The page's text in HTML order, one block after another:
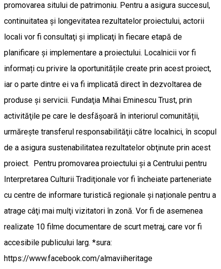
promovarea sitului de patrimoniu. Pentru a asigura succesul,
continuitatea și longevitatea rezultatelor proiectului, actorii
locali vor fi consultaţi şi implicaţi în fiecare etapă de
planificare și implementare a proiectului. Localnicii vor fi
informați cu privire la oportunitățile create prin acest proiect,
iar o parte dintre ei va fi implicată direct în dezvoltarea de
produse și servicii. Fundaţia Mihai Eminescu Trust, prin
activităţile pe care le desfășoară în interiorul comunității,
urmăreşte transferul responsabilităţii către localnici, în scopul
de a asigura sustenabilitatea rezultatelor obţinute prin acest
proiect. Pentru promovarea proiectului şi a Centrului pentru
Interpretarea Culturii Tradiţionale vor fi încheiate parteneriate
cu centre de informare turistică regionale și naționale pentru a
atrage câţi mai mulţi vizitatori în zonă. Vor fi de asemenea
realizate 10 filme documentare de scurt metraj, care vor fi
accesibile publicului larg. *sura:
https://www.facebook.com/almaviiheritage